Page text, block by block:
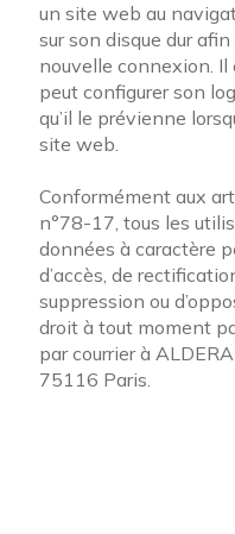
un site web au
sur son disque dur afin
nouvelle connexion. Il
peut configurer son
qu’il le prévienne
site web.
Conformément aux
n°78-17, tous les
données à caractère
d’accès, de
suppression ou
droit à tout moment
par courrier à
75116 Paris.